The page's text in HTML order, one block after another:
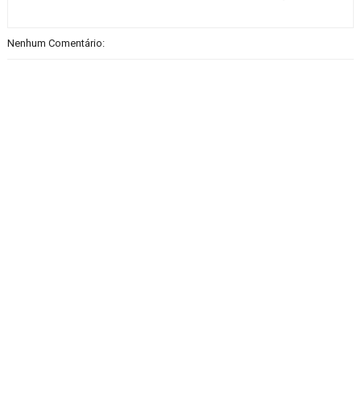
Nenhum Comentário: